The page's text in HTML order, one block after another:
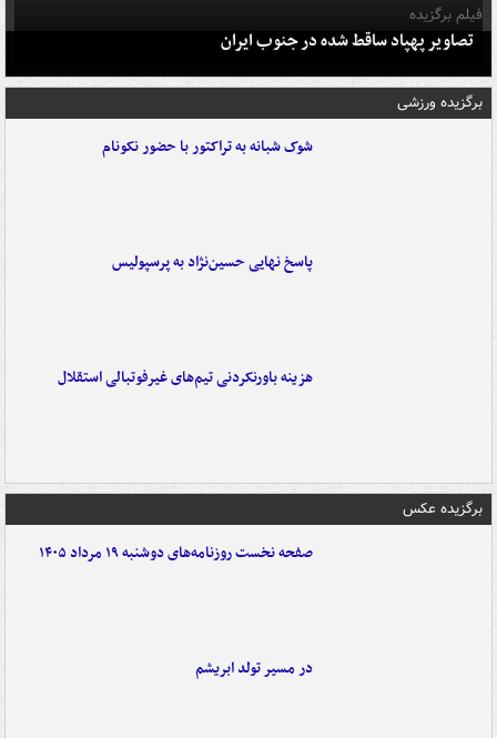
فیلم برگزیده
تصاویر پهپاد ساقط شده در جنوب ایران
برگزیده ورزشی
شوک شبانه به تراکتور با حضور نکونام
پاسخ نهایی حسین‌نژاد به پرسپولیس
هزینه باورنکردنی تیم‌های غیرفوتبالی استقلال
برگزیده عکس
صفحه نخست روزنامه‌های دوشنبه ۱۹ مرداد ۱۴۰۵
در مسیر تولد ابریشم